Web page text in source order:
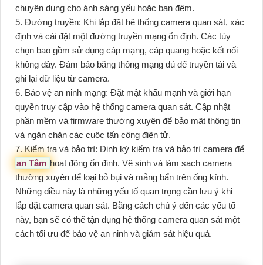
chuyên dụng cho ánh sáng yếu hoặc ban đêm.
5. Đường truyền: Khi lắp đặt hệ thống camera quan sát, xác
định và cài đặt một đường truyền mạng ổn định. Các tùy
chọn bao gồm sử dụng cáp mạng, cáp quang hoặc kết nối
không dây. Đảm bảo băng thông mạng đủ để truyền tải và
ghi lại dữ liệu từ camera.
6. Bảo vệ an ninh mạng: Đặt mật khẩu mạnh và giới hạn
quyền truy cập vào hệ thống camera quan sát. Cập nhật
phần mềm và firmware thường xuyên để bảo mật thông tin
và ngăn chặn các cuộc tấn công điện tử.
7. Kiểm tra và bảo trì: Định kỳ kiểm tra và bảo trì camera để
an Tâm hoạt động ổn định. Vệ sinh và làm sạch camera
thường xuyên để loại bỏ bụi và mảng bẩn trên ống kính.
Những điều này là những yếu tố quan trọng cần lưu ý khi
lắp đặt camera quan sát. Bằng cách chú ý đến các yếu tố
này, bạn sẽ có thể tận dụng hệ thống camera quan sát một
cách tối ưu để bảo vệ an ninh và giám sát hiệu quả.